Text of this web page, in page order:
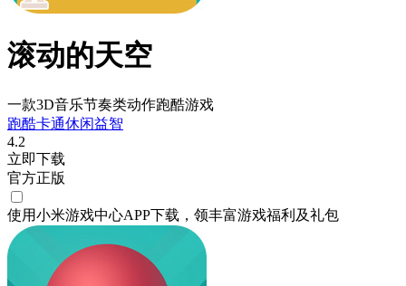
滚动的天空
一款3D音乐节奏类动作跑酷游戏
跑酷卡通休闲益智
4.2
立即下载
官方正版
使用小米游戏中心APP下载 ，领丰富游戏福利 及礼包